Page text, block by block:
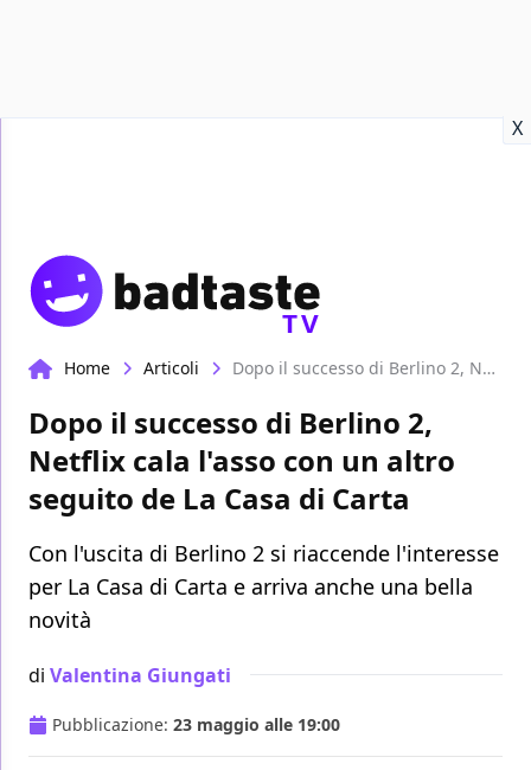
X
TV
Home Articoli Dopo il successo di Berlino 2, Netflix cala l'asso con un altro seguito de La Casa di Carta
Dopo il successo di Berlino 2,
Netflix cala l'asso con un altro
seguito de La Casa di Carta
Con l'uscita di Berlino 2 si riaccende l'interesse
per La Casa di Carta e arriva anche una bella
novità
di Valentina Giungati
Pubblicazione: 23 maggio alle 19:00